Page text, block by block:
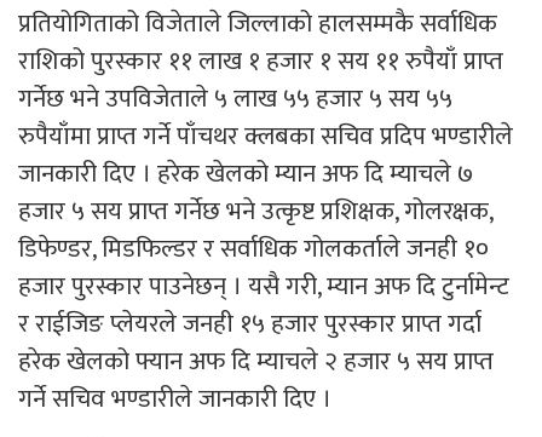
प्रतियोगिताको विजेताले जिल्लाको हालसम्मकै सर्वाधिक
राशिको पुरस्कार ११ लाख १ हजार १ सय ११ रुपैयाँ प्राप्त
गर्नेछ भने उपविजेताले ५ लाख ५५ हजार ५ सय ५५
रुपैयाँमा प्राप्त गर्ने पाँचथर क्लबका सचिव प्रदिप भण्डारीले
जानकारी दिए । हरेक खेलको म्यान अफ दि म्याचले ७
हजार ५ सय प्राप्त गर्नेछ भने उत्कृष्ट प्रशिक्षक, गोलरक्षक,
डिफेण्डर, मिडफिल्डर र सर्वाधिक गोलकर्ताले जनही १०
हजार पुरस्कार पाउनेछन् । यसै गरी, म्यान अफ दि टुर्नामेन्ट
र राईजिङ प्लेयरले जनही १५ हजार पुरस्कार प्राप्त गर्दा
हरेक खेलको फ्यान अफ दि म्याचले २ हजार ५ सय प्राप्त
गर्ने सचिव भण्डारीले जानकारी दिए ।